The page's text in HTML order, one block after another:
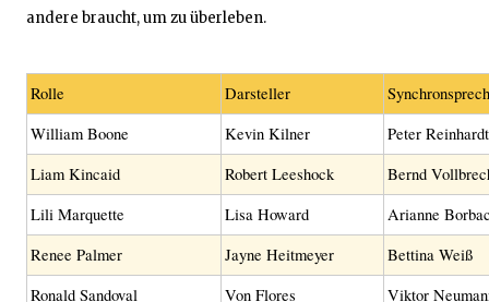
andere braucht, um zu überleben.
Rolle Darsteller
William Boone
Kevin Kilner
Peter Reinhardt
Liam Kincaid
Robert Leeshock
Bernd
Lili Marquette
Lisa Howard
Arianne
Renee Palmer
Jayne Heitmeyer
Bettina Weiß
Ronald Sandoval
Von Flores Viktor